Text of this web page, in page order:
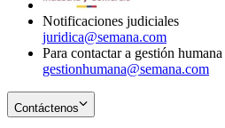
Notificaciones judiciales
juridica@semana.com
Para contactar a gestión humana
gestionhumana@semana.com
Contáctenos